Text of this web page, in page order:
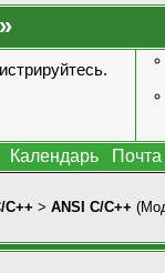
.
Календарь Почта
C++ > ANSI С/С++